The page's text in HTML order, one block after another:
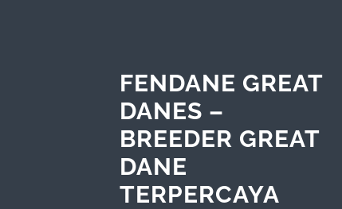
FENDANE GREAT
DANES –
BREEDER GREAT
DANE
TERPERCAYA